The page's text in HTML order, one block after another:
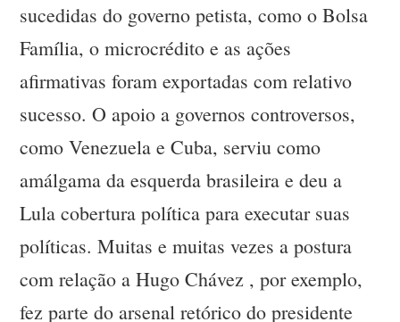
sucedidas do governo petista, como o Bolsa
Família, o microcrédito e as ações
afirmativas foram exportadas com relativo
sucesso. O apoio a governos controversos,
como Venezuela e Cuba, serviu como
amálgama da esquerda brasileira e deu a
Lula cobertura política para executar suas
políticas. Muitas e muitas vezes a postura
com relação a Hugo Chávez , por exemplo,
fez parte do arsenal retórico do presidente